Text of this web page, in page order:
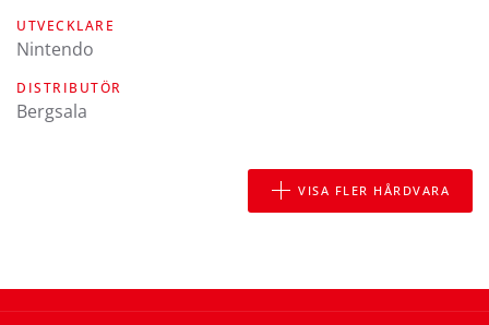
UTVECKLARE
Nintendo
DISTRIBUTÖR
Bergsala
VISA FLER HÅRDVARA